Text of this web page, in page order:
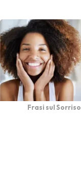
Frasi sul Sorriso